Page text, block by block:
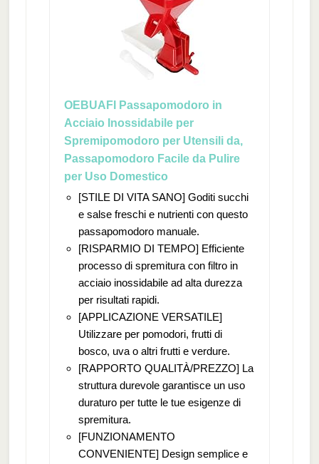
OEBUAFI Passapomodoro in
Acciaio Inossidabile per
Spremipomodoro per Utensili da,
Passapomodoro Facile da Pulire
per Uso Domestico
[STILE DI VITA SANO] Goditi succhi
e salse freschi e nutrienti con questo
passapomodoro manuale.
[RISPARMIO DI TEMPO] Efficiente
processo di spremitura con filtro in
acciaio inossidabile ad alta durezza
per risultati rapidi.
[APPLICAZIONE VERSATILE]
Utilizzare per pomodori, frutti di
bosco, uva o altri frutti e verdure.
[RAPPORTO QUALITÀ/PREZZO] La
struttura durevole garantisce un uso
duraturo per tutte le tue esigenze di
spremitura.
[FUNZIONAMENTO
CONVENIENTE] Design semplice e